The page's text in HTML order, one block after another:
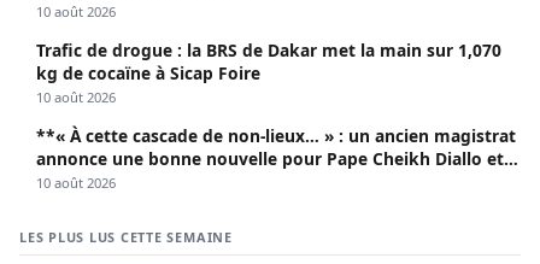
10 août 2026
Trafic de drogue : la BRS de Dakar met la main sur 1,070
kg de cocaïne à Sicap Foire
10 août 2026
**« À cette cascade de non-lieux… » : un ancien magistrat
annonce une bonne nouvelle pour Pape Cheikh Diallo et
Cie**
10 août 2026
LES PLUS LUS CETTE SEMAINE